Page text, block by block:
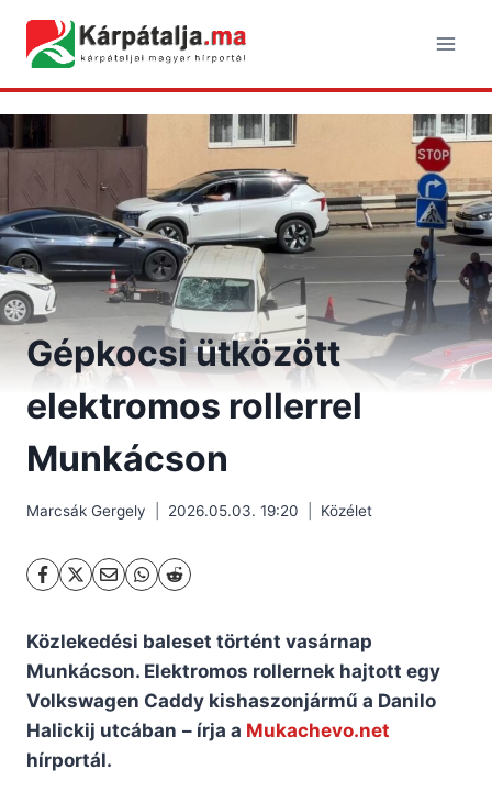
content
Gépkocsi ütközött
elektromos rollerrel
Munkácson
Marcsák Gergely 2026.05.03. 19:20 Közélet
Közlekedési baleset történt vasárnap
Munkácson. Elektromos rollernek hajtott egy
Volkswagen Caddy kishaszonjármű a Danilo
Halickij utcában – írja a Mukachevo.net
hírportál.